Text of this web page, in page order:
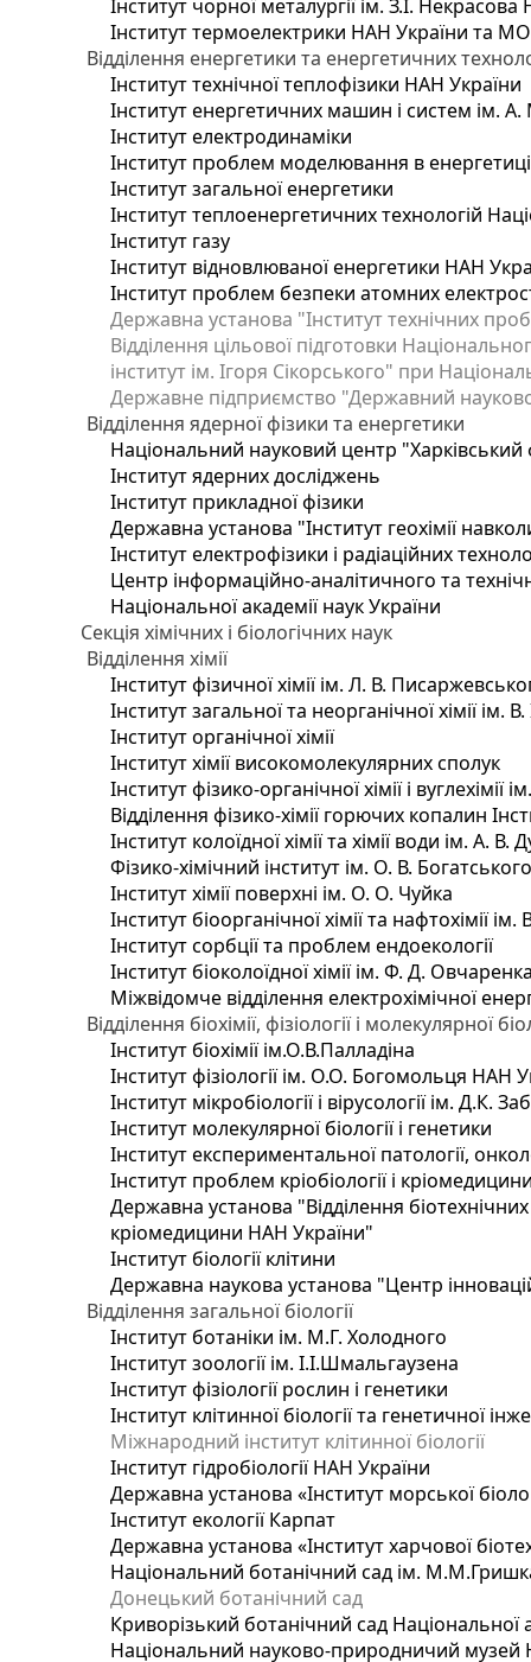
Інститут чорної металургії ім. З.І.
Інститут термоелектрики НАН України та
Відділення енергетики та енергетичних
Інститут технічної теплофізики НАН України
Інститут енергетичних машин і систем ім.
Інститут електродинаміки
Інститут проблем моделювання в
Інститут загальної енергетики
Інститут теплоенергетичних технологій
Інститут газу
Інститут відновлюваної енергетики НАН
Інститут проблем безпеки атомних
Державна установа "Інститут технічних
Відділення цільової підготовки
інститут ім. Ігоря Сікорського" при
Державне підприємство "Державний
Відділення ядерної фізики та енергетики
Національний науковий центр "Харківський
Інститут ядерних досліджень
Інститут прикладної фізики
Державна установа "Інститут геохімії
Інститут електрофізики і радіаційних
Центр інформаційно-аналітичного та
Національної академії наук України
Секція хімічних і біологічних наук
Відділення хімії
Інститут фізичної хімії ім. Л. В.
Інститут загальної та неорганічної хімії ім.
Інститут органічної хімії
Інститут хімії високомолекулярних сполук
Інститут фізико-органічної хімії і
Відділення фізико-хімії горючих копалин
Інститут колоїдної хімії та хімії води ім. А.
Фізико-хімічний інститут ім. О. В.
Інститут хімії поверхні ім. О. О. Чуйка
Інститут біоорганічної хімії та нафтохімії
Інститут сорбції та проблем ендоекології
Інститут біоколоїдної хімії ім. Ф. Д.
Міжвідомче відділення електрохімічної
Відділення біохімії, фізіології і молекулярної
Інститут біохімії ім.О.В.Палладіна
Інститут фізіології ім. О.О. Богомольця НАН
Інститут мікробіології і вірусології ім. Д.К.
Інститут молекулярної біології і генетики
Інститут експериментальної патології,
Інститут проблем кріобіології і
Державна установа "Відділення
кріомедицини НАН України"
Інститут біології клітини
Державна наукова установа "Центр
Відділення загальної біології
Інститут ботаніки ім. М.Г. Холодного
Інститут зоології ім. І.І.Шмальгаузена
Інститут фізіології рослин і генетики
Інститут клітинної біології та генетичної
Міжнародний інститут клітинної біології
Інститут гідробіології НАН України
Державна установа «Інститут морської
Інститут екології Карпат
Державна установа «Інститут харчової
Національний ботанічний сад ім.
Донецький ботанічний сад
Криворізький ботанічний сад Національної
Національний науково-природничий музей